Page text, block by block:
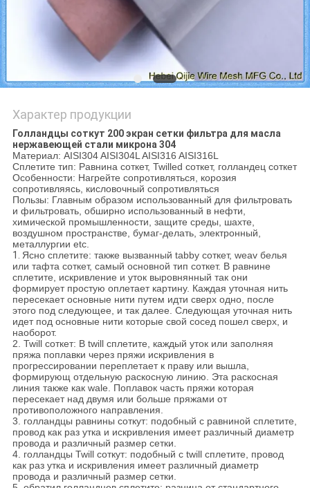
Характер продукции
Голландцы соткут 200 экран сетки фильтра для масла
нержавеющей стали микрона 304
Материал: AISI304 AISI304L AISI316 AISI316L
Сплетите тип: Равнина соткет, Twilled соткет, голландец соткет
Особенности: Нагрейте сопротивляться, корозия
сопротивляясь, кисловочный сопротивляться
Пользы: Главным образом использованный для фильтровать
и фильтровать, обширно использованный в нефти,
химической промышленности, защите среды, шахте,
воздушном пространстве, бумаг-делать, электронный,
металлургии etc.
1. Ясно сплетите: также вызванный tabby соткет, weav белья
или тафта соткет, самый основной тип соткет. В равнине
сплетите, искривление и уток выровнянный так они
формирует простую оплетает картину. Каждая уточная нить
пересекает основные нити путем идти сверх одно, после
этого под следующее, и так далее. Следующая уточная нить
идет под основные нити которые свой сосед пошел сверх, и
наоборот.
2. Twill соткет: В twill сплетите, каждый уток или заполняя
пряжа поплавки через пряжи искривления в
прогрессировании переплетает к праву или вышла,
формирующ отдельную раскосную линию. Эта раскосная
линия также как wale. Поплавок часть пряжи которая
пересекает над двумя или больше пряжами от
противоположного направления.
3. голландцы равнины соткут: подобный с равниной сплетите,
провод как раз утка и искривления имеет различный диаметр
провода и различный размер сетки.
4. голландцы Twill соткут: подобный с twill сплетите, провод
как раз утка и искривления имеет различный диаметр
провода и различный размер сетки.